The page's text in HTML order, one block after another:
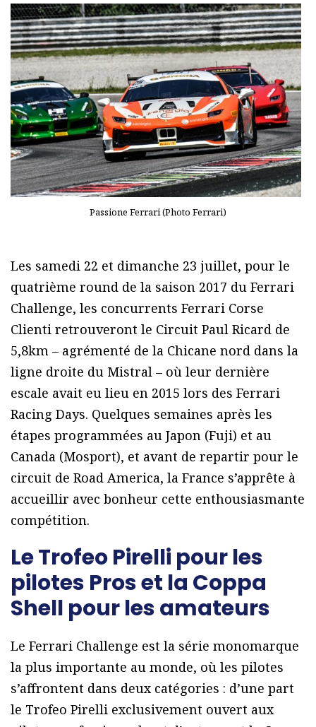
Passione Ferrari (Photo Ferrari)
Les samedi 22 et dimanche 23 juillet, pour le
quatrième round de la saison 2017 du Ferrari
Challenge, les concurrents Ferrari Corse
Clienti retrouveront le Circuit Paul Ricard de
5,8km – agrémenté de la Chicane nord dans la
ligne droite du Mistral – où leur dernière
escale avait eu lieu en 2015 lors des Ferrari
Racing Days. Quelques semaines après les
étapes programmées au Japon (Fuji) et au
Canada (Mosport), et avant de repartir pour le
circuit de Road America, la France s’apprête à
accueillir avec bonheur cette enthousiasmante
compétition.
Le Trofeo Pirelli pour les
pilotes Pros et la Coppa
Shell pour les amateurs
Le Ferrari Challenge est la série monomarque
la plus importante au monde, où les pilotes
s’affrontent dans deux catégories : d’une part
le Trofeo Pirelli exclusivement ouvert aux